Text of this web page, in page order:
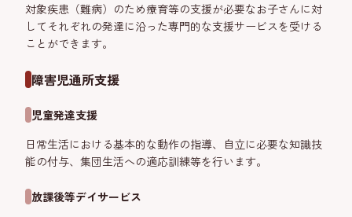
対象疾患（難病）のため療育等の支援が必要なお子さんに対
してそれぞれの発達に沿った専門的な支援サービスを受ける
ことができます。
障害児通所支援
児童発達支援
日常生活における基本的な動作の指導、自立に必要な知識技
能の付与、集団生活への適応訓練等を行います。
放課後等デイサービス